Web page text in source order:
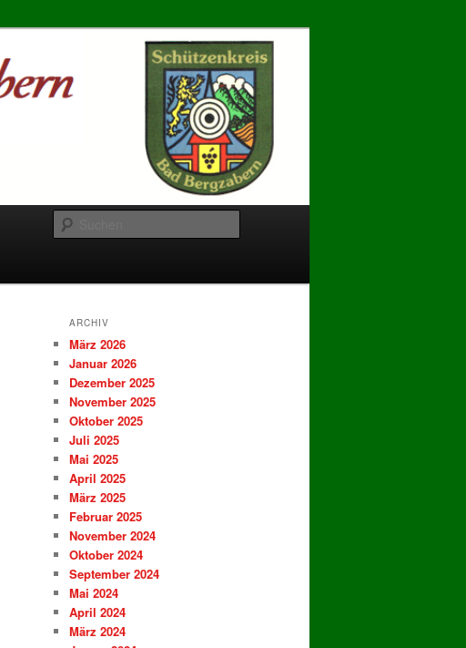
ARCHIV
März 2026
Januar 2026
Dezember 2025
November 2025
Oktober 2025
Juli 2025
Mai 2025
April 2025
März 2025
Februar 2025
November 2024
Oktober 2024
September 2024
Mai 2024
April 2024
März 2024